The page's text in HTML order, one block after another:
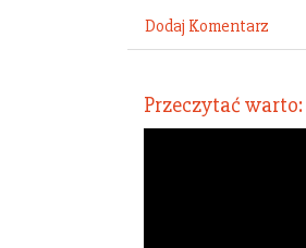
Dodaj Komentarz
Przeczytać warto: